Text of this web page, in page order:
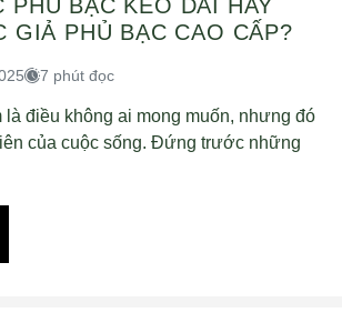
PHỦ BẠC KÉO DÀI HAY
GIẢ PHỦ BẠC CAO CẤP?
7 phút đọc
là điều không ai mong muốn, nhưng đó
của cuộc sống. Đứng trước những